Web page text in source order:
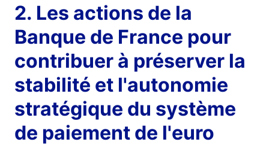
2. Les actions de la
Banque de France pour
contribuer à préserver la
stabilité et l'autonomie
stratégique du système
de paiement de l'euro